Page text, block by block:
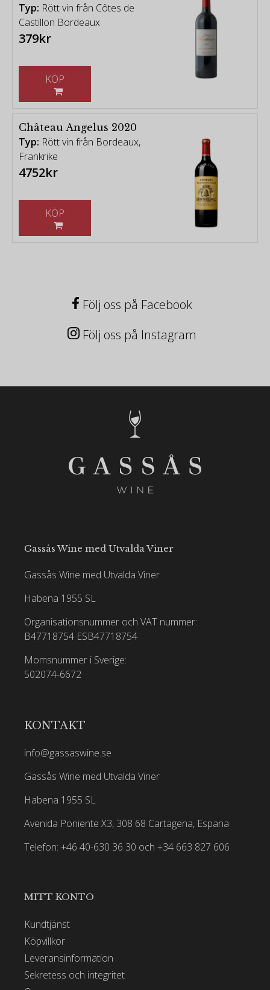
Typ: Rött vin från Côtes de
Castillon Bordeaux
379kr
Château Angelus 2020
Typ: Rött vin från Bordeaux,
Frankrike
4752kr
Följ oss på Facebook
Följ oss på Instagram
Gassås Wine med Utvalda Viner
Gassås Wine med Utvalda Viner
Habena 1955 SL
Organisationsnummer och VAT nummer:
B47718754 ESB47718754
Momsnummer i Sverige:
502074-6672
KONTAKT
info@gassaswine.se
Gassås Wine med Utvalda Viner
Habena 1955 SL
Avenida Poniente X3, 308 68 Cartagena, Espana
Telefon: +46 40-630 36 30 och +34 663 827 606
MITT KONTO
Kundtjänst
Köpvillkor
Leveransinformation
Sekretess och integritet